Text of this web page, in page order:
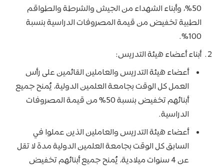
50%، وأبناء الشهداء من الجيش والشرطة والطواقم
الطبية تخفيض من قيمة المصروفات الدراسية بنسبة
100%.
أبناء أعضاء هيئة التدريس:
أعضاء هيئة التدريس والعاملين القائمين على رأس
العمل كل الوقت بجامعة العلمين الدولية، يُمنح جميع
أبنائهم تخفيض بنسبة 50% من قيمة المصروفات
الدراسية.
أعضاء هيئة التدريس والعاملين الذين عملوا في
السابق كل الوقت بجامعة العلمين الدولية مدة لا تقل
عن 4 سنوات ميلادية، يُمنح جميع أبنائهم تخفيض